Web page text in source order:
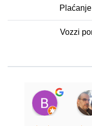
Vozzi
Bosko
10:13 26